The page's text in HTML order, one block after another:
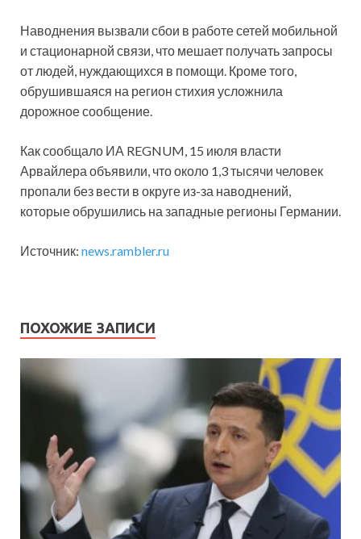
Наводнения вызвали сбои в работе сетей мобильной
и стационарной связи, что мешает получать запросы
от людей, нуждающихся в помощи. Кроме того,
обрушившаяся на регион стихия усложнила
дорожное сообщение.
Как сообщало ИА REGNUM, 15 июля власти
Арвайлера объявили, что около 1,3 тысячи человек
пропали без вести в округе из-за наводнений,
которые обрушились на западные регионы Германии.
Источник: news.rambler.ru
ПОХОЖИЕ ЗАПИСИ